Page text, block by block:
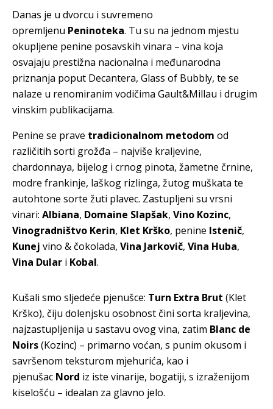
Danas je u dvorcu i suvremeno
opremljenu Peninoteka. Tu su na jednom mjestu
okupljene penine posavskih vinara – vina koja
osvajaju prestižna nacionalna i međunarodna
priznanja poput Decantera, Glass of Bubbly, te se
nalaze u renomiranim vodičima Gault&Millau i drugim
vinskim publikacijama.
Penine se prave tradicionalnom metodom od
različitih sorti grožđa – najviše kraljevine,
chardonnaya, bijelog i crnog pinota, žametne črnine,
modre frankinje, laškog rizlinga, žutog muškata te
autohtone sorte žuti plavec. Zastupljeni su vrsni
vinari: Albiana, Domaine Slapšak, Vino Kozinc,
Vinogradništvo Kerin, Klet Krško, penine Istenič,
Kunej vino & čokolada, Vina Jarkovič, Vina Huba,
Vina Dular i Kobal.
Kušali smo sljedeće pjenušce: Turn Extra Brut (Klet
Krško), čiju dolenjsku osobnost čini sorta kraljevina,
najzastupljenija u sastavu ovog vina, zatim Blanc de
Noirs(Kozinc) – primarno voćan, s punim okusom i
savršenom teksturom mjehurića, kao i
pjenušac Nord iz iste vinarije, bogatiji, s izraženijom
kiselošću – idealan za glavno jelo.